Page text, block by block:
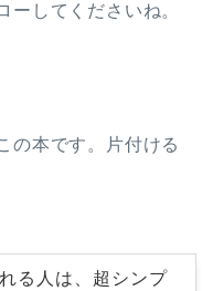
ーしてくださいね。
の本です。片付ける
る人は、超シンプ